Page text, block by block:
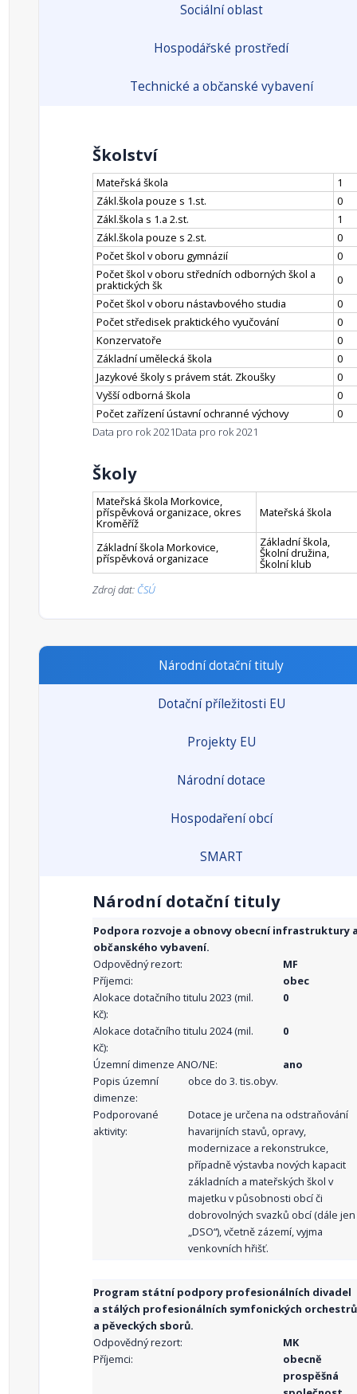
Sociální oblast
Hospodářské prostředí
Technické a občanské vybavení
Školství
Mateřská škola
1
Zákl.škola pouze s 1.st.
0
Zákl.škola s 1.a 2.st.
1
Zákl.škola pouze s 2.st.
0
Počet škol v oboru gymnázií
0
Počet škol v oboru středních odborných škol a
praktických šk
0
Počet škol v oboru nástavbového studia
0
Počet středisek praktického vyučování
0
Konzervatoře
0
Základní umělecká škola
0
Jazykové školy s právem stát. Zkoušky
0
Vyšší odborná škola
0
Počet zařízení ústavní ochranné výchovy
0
Data pro rok 2021Data pro rok 2021
Školy
Mateřská škola Morkovice,
příspěvková organizace, okres
Kroměříž
Mateřská škola
Základní škola Morkovice,
příspěvková organizace
Základní škola,
Školní družina,
Školní klub
Zdroj dat: ČSÚ
Národní dotační tituly
Dotační příležitosti EU
Projekty EU
Národní dotace
Hospodaření obcí
SMART
Národní dotační tituly
Podpora rozvoje a obnovy obecní infrastruktury
občanského vybavení.
Odpovědný rezort:
MF
Příjemci:
obec
Alokace dotačního titulu 2023 (mil.
Kč):
0
Alokace dotačního titulu 2024 (mil.
Kč):
0
Územní dimenze ANO/NE:
ano
Popis územní
dimenze:
obce do 3. tis.obyv.
Podporované
aktivity:
Dotace je určena na odstraňování
havarijních stavů, opravy,
modernizace a rekonstrukce,
případně výstavba nových kapacit
základních a mateřských škol v
majetku v působnosti obcí či
dobrovolných svazků obcí (dále jen
„DSO“), včetně zázemí, vyjma
venkovních hřišť.
Program státní podpory profesionálních divadel
a stálých profesionálních symfonických orchestrů
a pěveckých sborů.
Odpovědný rezort:
MK
Příjemci:
obecně
prospěšná